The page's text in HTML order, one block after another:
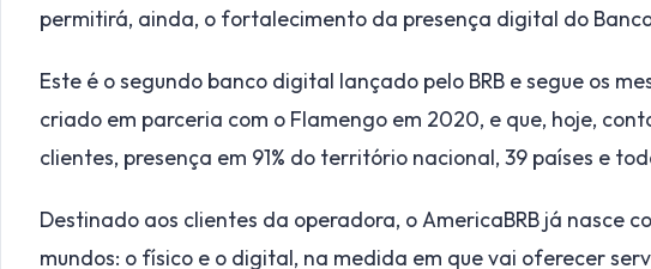
permitirá, ainda, o fortalecimento da presença digital do
Este é o segundo banco digital lançado pelo BRB e segue os
criado em parceria com o Flamengo em 2020, e que, hoje,
clientes, presença em 91% do território nacional, 39 países e
Destinado aos clientes da operadora, o AmericaBRB já nasce
mundos: o físico e o digital, na medida em que vai oferecer